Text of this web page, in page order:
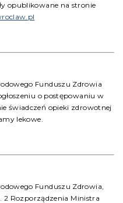
opublikowane na stronie
Funduszu Zdrowia
o postępowaniu w
świadczeń opieki zdrowotnej
lekowe.
Funduszu Zdrowia,
2 Rozporządzenia Ministra